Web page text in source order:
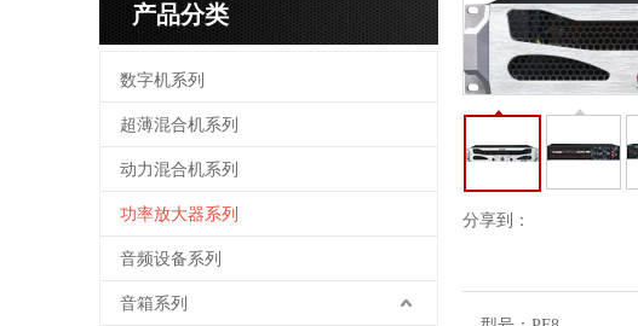
产品分类
数字机系列
超薄混合机系列
动力混合机系列
功率放大器系列
音频设备系列
音箱系列
分享到：